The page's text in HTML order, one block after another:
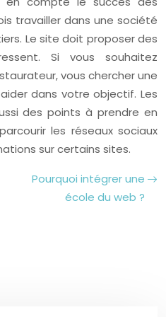
travailler dans une société
Le site doit proposer des
Si vous souhaitez
vous chercher une
dans votre objectif. Les
des points à prendre en
les réseaux sociaux
sur certains sites.
Pourquoi intégrer une
école du web ?